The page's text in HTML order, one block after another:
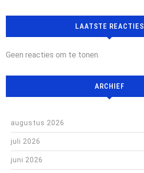
LAATSTE REACTIES
Geen reacties om te tonen.
ARCHIEF
augustus 2026
juli 2026
juni 2026